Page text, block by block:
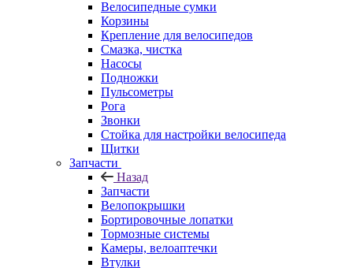
Велосипедные сумки
Корзины
Крепление для велосипедов
Смазка, чистка
Насосы
Подножки
Пульсометры
Рога
Звонки
Стойка для настройки велосипеда
Щитки
Запчасти
Назад
Запчасти
Велопокрышки
Бортировочные лопатки
Тормозные системы
Камеры, велоаптечки
Втулки